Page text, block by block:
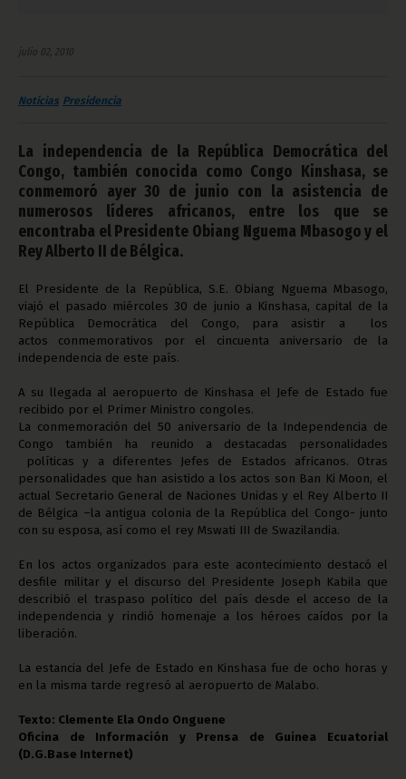
julio 02, 2010
Noticias Presidencia
La independencia de la República Democrática del
Congo, también conocida como Congo Kinshasa, se
conmemoró ayer 30 de junio con la asistencia de
numerosos líderes africanos, entre los que se
encontraba el Presidente Obiang Nguema Mbasogo y el
Rey Alberto II de Bélgica.
El Presidente de la República, S.E. Obiang Nguema Mbasogo,
viajó el pasado miércoles 30 de junio a Kinshasa, capital de la
República Democrática del Congo, para asistir a los
actos conmemorativos por el cincuenta aniversario de la
independencia de este país.
A su llegada al aeropuerto de Kinshasa el Jefe de Estado fue
recibido por el Primer Ministro congoles.
La conmemoración del 50 aniversario de la Independencia de
Congo también ha reunido a destacadas personalidades
políticas y a diferentes Jefes de Estados africanos. Otras
personalidades que han asistido a los actos son Ban Ki Moon, el
actual Secretario General de Naciones Unidas y el Rey Alberto II
de Bélgica –la antigua colonia de la República del Congo- junto
con su esposa, así como el rey Mswati III de Swazilandia.
En los actos organizados para este acontecimiento destacó el
desfile militar y el discurso del Presidente Joseph Kabila que
describió el traspaso político del país desde el acceso de la
independencia y rindió homenaje a los héroes caídos por la
liberación.
La estancia del Jefe de Estado en Kinshasa fue de ocho horas y
en la misma tarde regresó al aeropuerto de Malabo.
Texto: Clemente Ela Ondo Onguene
Oficina de Información y Prensa de Guinea Ecuatorial
(D.G.Base Internet)